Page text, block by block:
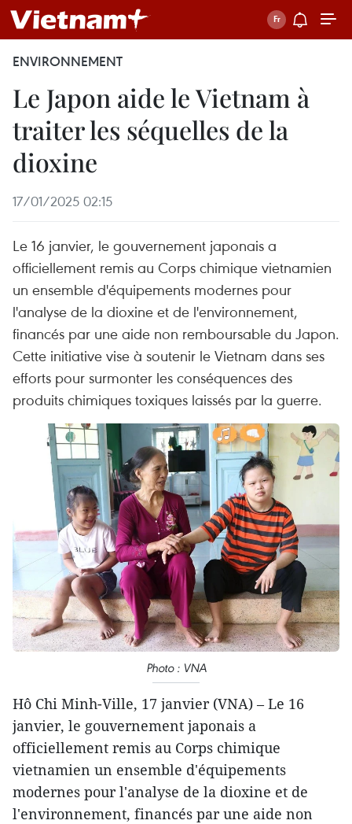
ENVIRONNEMENT
Le Japon aide le Vietnam à
traiter les séquelles de la
dioxine
17/01/2025 02:15
Le 16 janvier, le gouvernement japonais a
officiellement remis au Corps chimique vietnamien
un ensemble d'équipements modernes pour
l'analyse de la dioxine et de l'environnement,
financés par une aide non remboursable du Japon.
Cette initiative vise à soutenir le Vietnam dans ses
efforts pour surmonter les conséquences des
produits chimiques toxiques laissés par la guerre.
Photo : VNA
Hô Chi Minh-Ville, 17 janvier (VNA) – Le 16
janvier, le gouvernement japonais a
officiellement remis au Corps chimique
vietnamien un ensemble d'équipements
modernes pour l'analyse de la dioxine et de
l'environnement, financés par une aide non